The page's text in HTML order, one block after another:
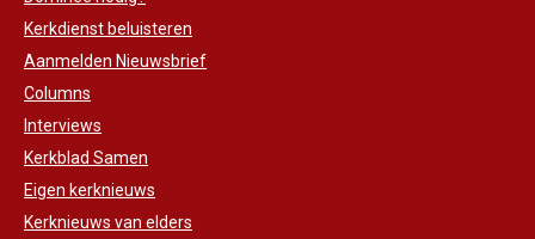
Kerkdienst beluisteren
Aanmelden Nieuwsbrief
Columns
Interviews
Kerkblad Samen
Eigen kerknieuws
Kerknieuws van elders